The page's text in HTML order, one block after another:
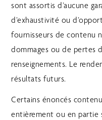
sont assortis d’aucune
d’exhaustivité ou
fournisseurs de contenu
dommages ou de pertes
renseignements. Le
résultats futurs.
Certains énoncés
entièrement ou en partie